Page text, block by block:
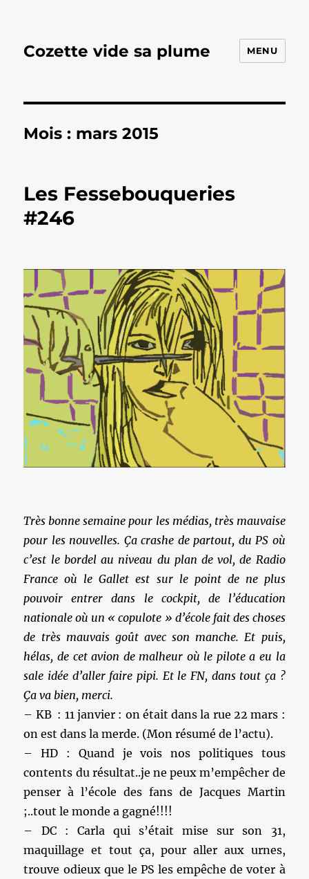
Cozette vide sa plume MENU
Mois : mars 2015
Les Fessebouqueries
#246
Très bonne semaine pour les médias, très mauvaise
pour les nouvelles. Ça crashe de partout, du PS où
c’est le bordel au niveau du plan de vol, de Radio
France où le Gallet est sur le point de ne plus
pouvoir entrer dans le cockpit, de l’éducation
nationale où un « copulote » d’école fait des choses
de très mauvais goût avec son manche. Et puis,
hélas, de cet avion de malheur où le pilote a eu la
sale idée d’aller faire pipi. Et le FN, dans tout ça ?
Ça va bien, merci.
– KB : 11 janvier : on était dans la rue 22 mars :
on est dans la merde. (Mon résumé de l’actu).
– HD : Quand je vois nos politiques tous
contents du résultat..je ne peux m’empêcher de
penser à l’école des fans de Jacques Martin
;..tout le monde a gagné!!!!
– DC : Carla qui s’était mise sur son 31,
maquillage et tout ça, pour aller aux urnes,
trouve odieux que le PS les empêche de voter à